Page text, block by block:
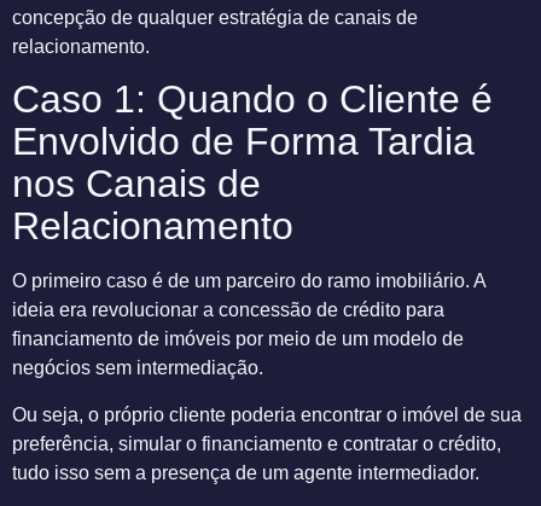
concepção de qualquer estratégia de canais de
relacionamento.
Caso 1: Quando o Cliente é
Envolvido de Forma Tardia
nos Canais de
Relacionamento
O primeiro caso é de um parceiro do ramo imobiliário. A
ideia era revolucionar a concessão de crédito para
financiamento de imóveis por meio de um modelo de
negócios sem intermediação.
Ou seja, o próprio cliente poderia encontrar o imóvel de sua
preferência, simular o financiamento e contratar o crédito,
tudo isso sem a presença de um agente intermediador.